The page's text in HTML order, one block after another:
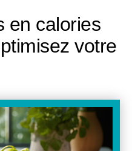
en calories
votre